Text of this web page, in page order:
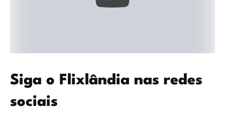
Siga o Flixlândia nas redes
sociais